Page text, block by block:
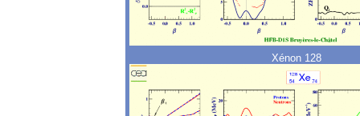
Xénon 128